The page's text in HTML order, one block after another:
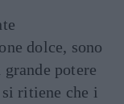
dolce, sono
potere
ritiene che i